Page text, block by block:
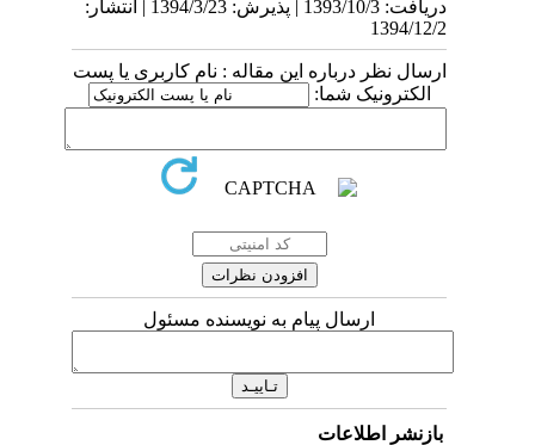
دریافت: 1393/10/3 | پذیرش: 1394/3/23 | انتشار:
1394/12/2
ارسال نظر درباره این مقاله : نام کاربری یا پست
الکترونیک شما:
ارسال پیام به نویسنده مسئول
بازنشر اطلاعات